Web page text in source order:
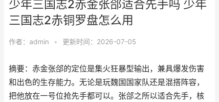
少年三国志2赤金张郃适合先手吗 少年
三国志2赤铜罗盘怎么用
作者： admin • 更新时间：2026-07-05
摘要：赤金张郃的定位是集火狂暴型输出，兼具爆发伤害
和出色的生存能力。无论是玩魏国国家队还是混搭阵容，
把他放在一号位抢先手都可以。张郃之所以适合先手，核